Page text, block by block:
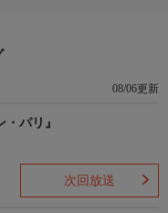
08/06更新
パリ』
次回放送